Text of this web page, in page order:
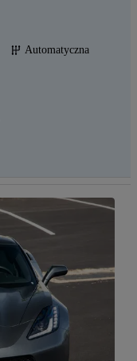
Automatyczna